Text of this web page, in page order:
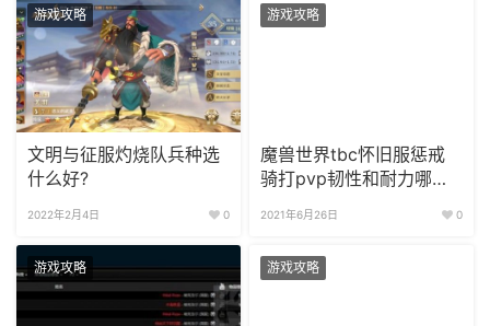
游戏攻略
文明与征服灼烧队兵种选
什么好?
2022年2月4日 0
游戏攻略
魔兽世界tbc怀旧服惩戒
骑打pvp韧性和耐力哪个
2021年6月26日 0
游戏攻略 游戏攻略